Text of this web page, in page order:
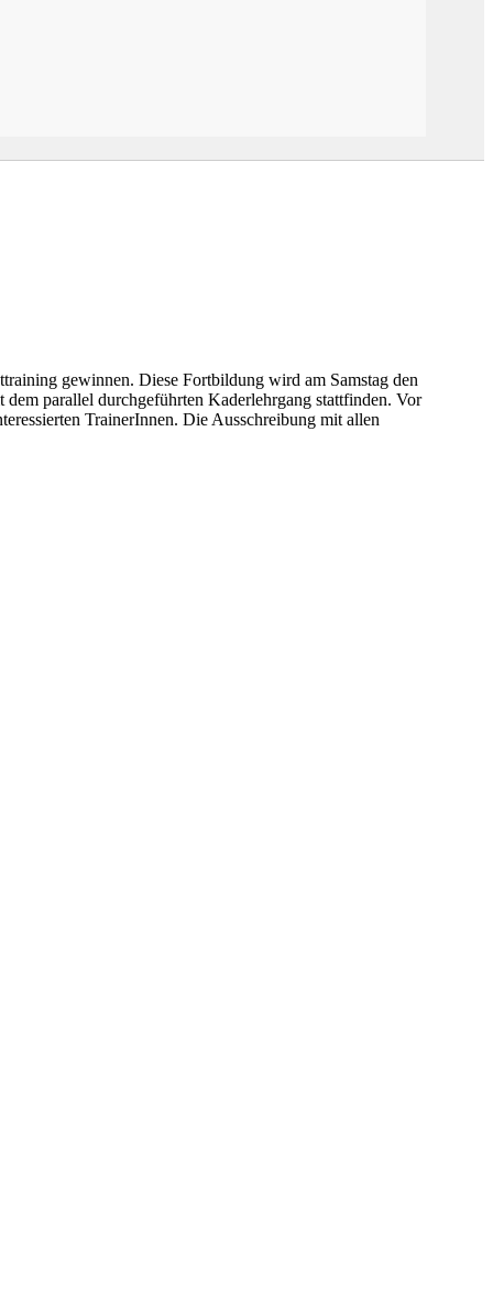
gewinnen. Diese Fortbildung wird am Samstag den
parallel durchgeführten Kaderlehrgang stattfinden. Vor
TrainerInnen. Die Ausschreibung mit allen